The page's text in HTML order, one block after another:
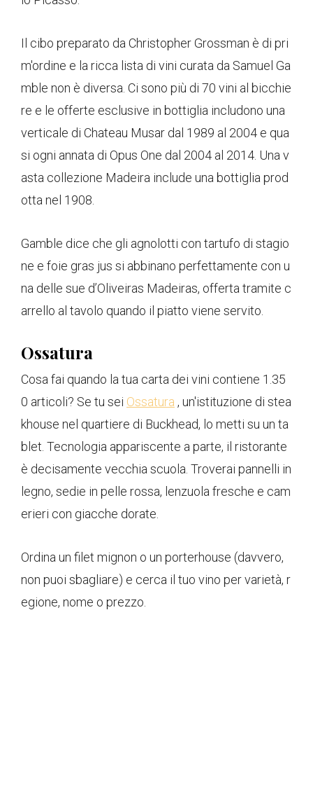
Il cibo preparato da Christopher Grossman è di pri
m'ordine e la ricca lista di vini curata da Samuel Ga
mble non è diversa. Ci sono più di 70 vini al bicchie
re e le offerte esclusive in bottiglia includono una
verticale di Chateau Musar dal 1989 al 2004 e qua
si ogni annata di Opus One dal 2004 al 2014. Una v
asta collezione Madeira include una bottiglia prod
otta nel 1908.
Gamble dice che gli agnolotti con tartufo di stagio
ne e foie gras jus si abbinano perfettamente con u
na delle sue d’Oliveiras Madeiras, offerta tramite c
arrello al tavolo quando il piatto viene servito.
Ossatura
Cosa fai quando la tua carta dei vini contiene 1.35
0 articoli? Se tu sei Ossatura , un'istituzione di stea
khouse nel quartiere di Buckhead, lo metti su un ta
blet. Tecnologia appariscente a parte, il ristorante
è decisamente vecchia scuola. Troverai pannelli in
legno, sedie in pelle rossa, lenzuola fresche e cam
erieri con giacche dorate.
Ordina un filet mignon o un porterhouse (davvero,
non puoi sbagliare) e cerca il tuo vino per varietà, r
egione, nome o prezzo.